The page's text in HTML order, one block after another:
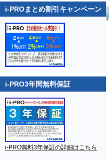
i-PROまとめ割引キャンペーン
i-PRO3年間無料保証
i-PRO無料3年保証の詳細はこちら